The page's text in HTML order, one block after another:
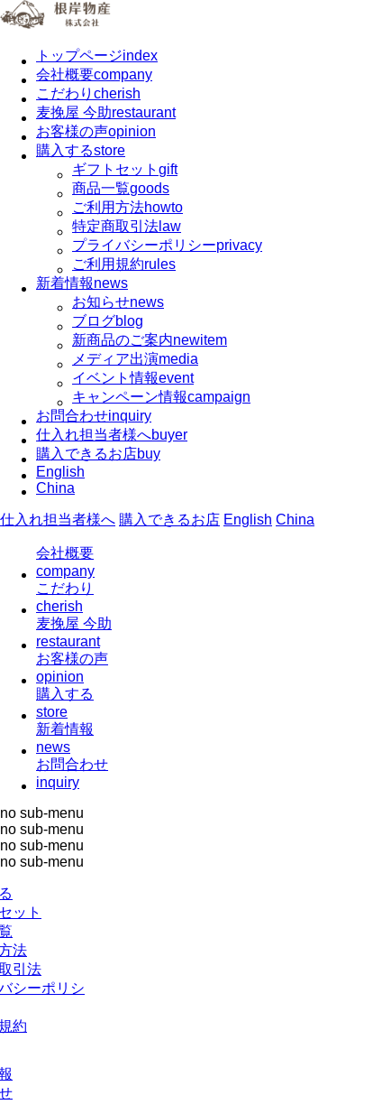
トップページindex
会社概要company
こだわり cherish
麦挽屋 今助restaurant
お客様の声opinion
購入するstore
ギフトセット gift
商品一覧goods
ご利用方法howto
特定商取引法 law
プライバシーポリシーprivacy
ご利用規約rules
新着情報news
お知らせnews
ブログblog
新商品のご案内newitem
メディア出演media
イベント情報event
キャンペーン情報campaign
お問合わせinquiry
仕入れ担当者様へbuyer
購入できるお店buy
English
China
仕入れ担当者様へ 購入できるお店 English China
会社概要
company
こだわり
cherish
麦挽屋 今助
restaurant
お客様の声
opinion
購入する
store
新着情報
news
お問合わせ
inquiry
no sub-menu
no sub-menu
no sub-menu
no sub-menu
ット
法
引法
シーポリシ
約